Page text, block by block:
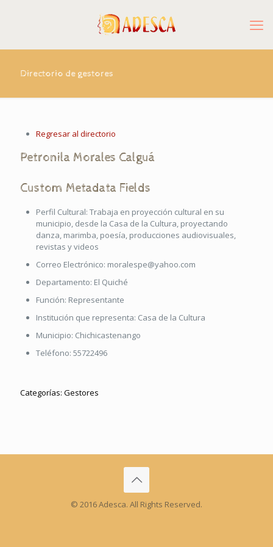
Directorio de gestores
Regresar al directorio
Petronila Morales Calguá
Custom Metadata Fields
Perfil Cultural: Trabaja en proyección cultural en su
municipio, desde la Casa de la Cultura, proyectando
danza, marimba, poesía, producciones audiovisuales,
revistas y videos
Correo Electrónico: moralespe@yahoo.com
Departamento: El Quiché
Función: Representante
Institución que representa: Casa de la Cultura
Municipio: Chichicastenango
Teléfono: 55722496
Categorías: Gestores
© 2016 Adesca. All Rights Reserved.